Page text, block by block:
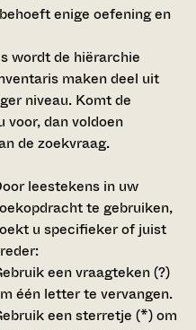
enige oefening en
wordt de hiërarchie
maken deel uit
niveau. Komt de
voor, dan voldoen
de zoekvraag.
leestekens in uw
te gebruiken,
u specifieker of juist
eenvraagteken (?)
één letter te vervangen.
eensterretje (*)om